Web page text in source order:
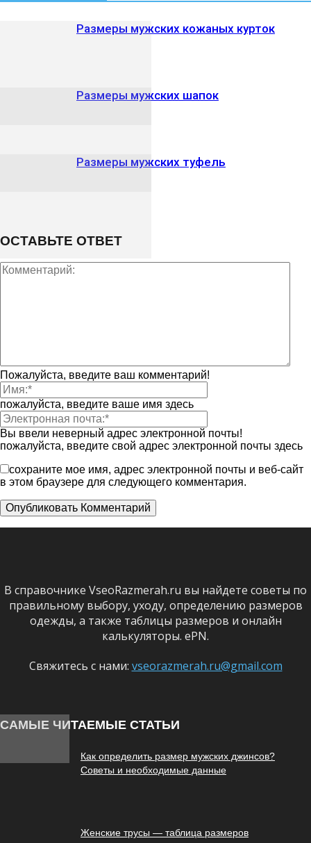
Размеры мужских кожаных курток
Размеры мужских шапок
Размеры мужских туфель
ОСТАВЬТЕ ОТВЕТ
Пожалуйста, введите ваш комментарий!
пожалуйста, введите ваше имя здесь
Вы ввели неверный адрес электронной почты!
пожалуйста, введите свой адрес электронной почты здесь
сохраните мое имя, адрес электронной почты и веб-сайт
в этом браузере для следующего комментария.
В справочнике VseoRazmerah.ru вы найдете советы по
правильному выбору, уходу, определению размеров
одежды, а также таблицы размеров и онлайн
калькуляторы. ePN.
Свяжитесь с нами: vseorazmerah.ru@gmail.com
САМЫЕ ЧИТАЕМЫЕ СТАТЬИ
Как определить размер мужских джинсов?
Советы и необходимые данные
Женские трусы — таблица размеров